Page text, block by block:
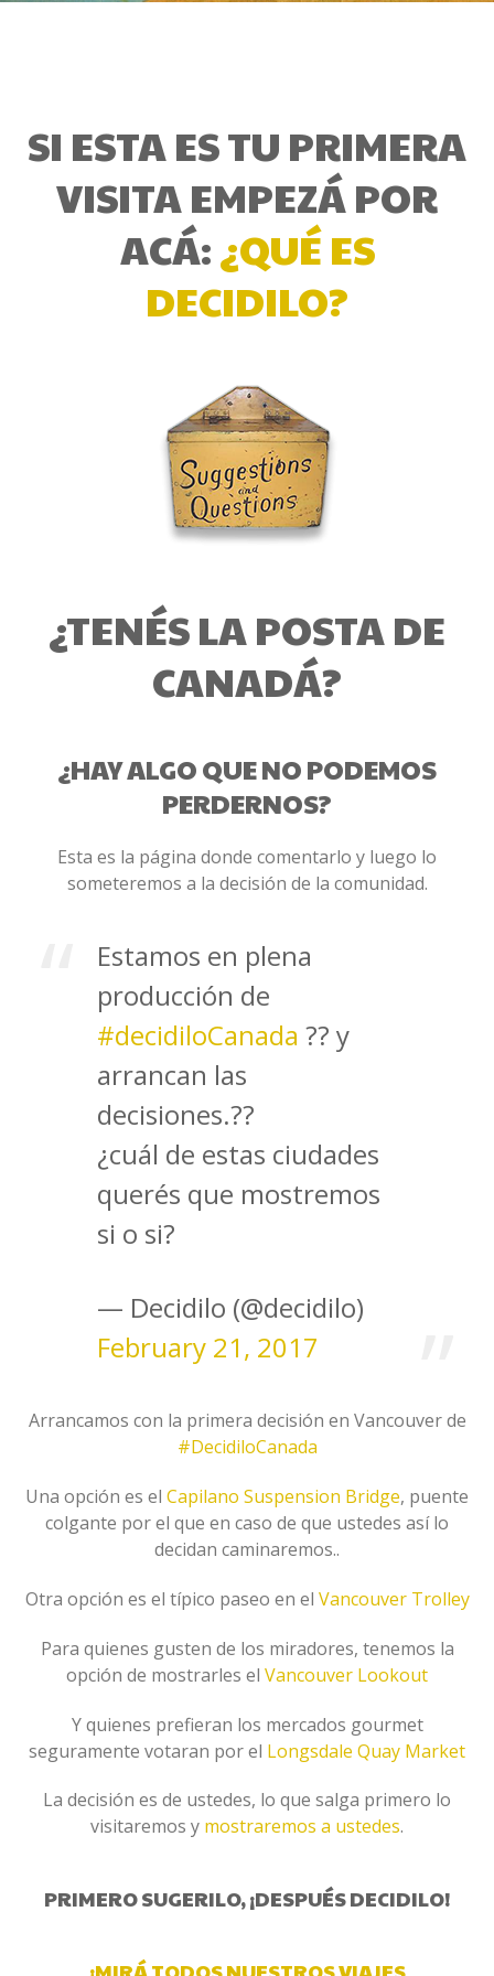
SI ESTA ES TU PRIMERA
VISITA EMPEZÁ POR
ACÁ:¿QUÉ ES
DECIDILO?
¿TENÉS LA POSTA DE
CANADÁ?
¿HAY ALGO QUE NO PODEMOS
PERDERNOS?
Esta es la página donde comentarlo y luego lo
someteremos a la decisión de la comunidad.
Estamos en plena
producción de
#decidiloCanada ?? y
arrancan las
decisiones.??
¿cuál de estas ciudades
querés que mostremos
si o si?
— Decidilo (@decidilo)
February 21, 2017
Arrancamos con la primera decisión en Vancouver de
#DecidiloCanada
Una opción es el Capilano Suspension Bridge, puente
colgante por el que en caso de que ustedes así lo
decidan caminaremos..
Otra opción es el típico paseo en el Vancouver Trolley
Para quienes gusten de los miradores, tenemos la
opción de mostrarles el Vancouver Lookout
Y quienes prefieran los mercados gourmet
seguramente votaran por el Longsdale Quay Market
La decisión es de ustedes, lo que salga primero lo
visitaremos y mostraremos a ustedes.
PRIMERO SUGERILO, ¡DESPUÉS DECIDILO!